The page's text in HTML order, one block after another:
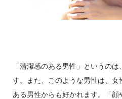
「清潔感のある男性」というの
す。また、このような男性は、
ある男性からも好かれます。「